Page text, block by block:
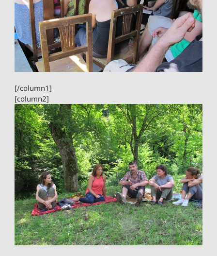
[/column1]
[column2]